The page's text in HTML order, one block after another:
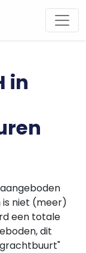
in
is niet (meer)
een totale
dit